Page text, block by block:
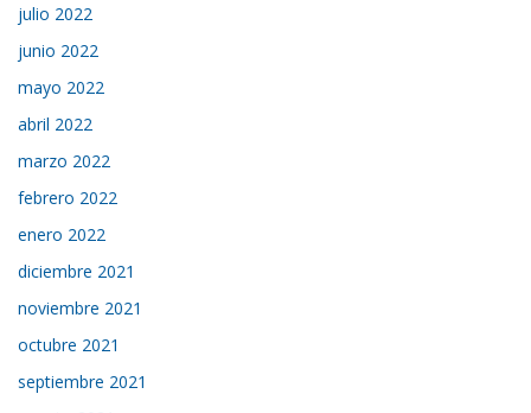
julio 2022
junio 2022
mayo 2022
abril 2022
marzo 2022
febrero 2022
enero 2022
diciembre 2021
noviembre 2021
octubre 2021
septiembre 2021